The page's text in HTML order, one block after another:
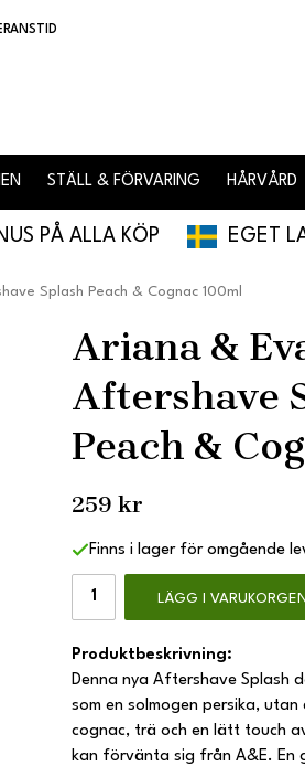
STÄLL & FÖRVARING HÅRVÅRD
PÅ ALLA KÖP EGET
Splash Peach & Cognac 100ml
Ariana &
Aftershave
Peach &
259 kr
Finns i lager för omgående
LÄGG I VARUKORGEN
Produktbeskrivning:
Denna nya Aftershave Splash
som en solmogen persika,
cognac, trä och en lätt touch
kan förvänta sig från A&E. En